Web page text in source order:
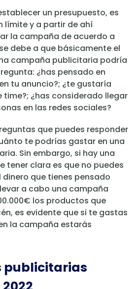
un presupuesto, es
límite y a partir de ahí
la campaña de acuerdo a
debe a que básicamente el
campaña publicitaria podría
¿has pensado en
tu anuncio?; ¿te gustaría
time?; ¿has considerado llegar
en las redes sociales?
que puedes responder
te podrías gastar en una
Sin embargo, si hay una
tener clara es que no puedes
que tienes pensado
a cabo una campaña
los productos que
es evidente que si te gastas
la campaña estarás
publicitarias